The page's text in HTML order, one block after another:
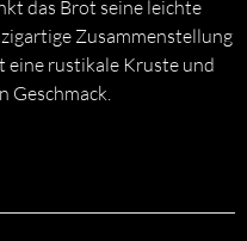
das Brot seine leichte
Zusammenstellung
eine rustikale Kruste und
Geschmack.